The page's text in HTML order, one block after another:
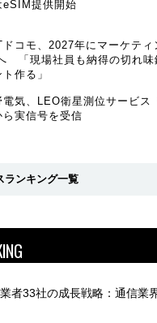
eSIM提供開始
ドコモ、2027年にマーケティ
「現場社員も納得の切れ味
ト作る」
電気、LEO衛星測位サービス
ら実信号を受信
ランキング一覧
者33社の成長戦略：通信業